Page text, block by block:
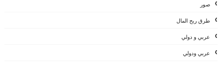
صور
طرق ربح المال
عربي و دولي
عربي ودولي